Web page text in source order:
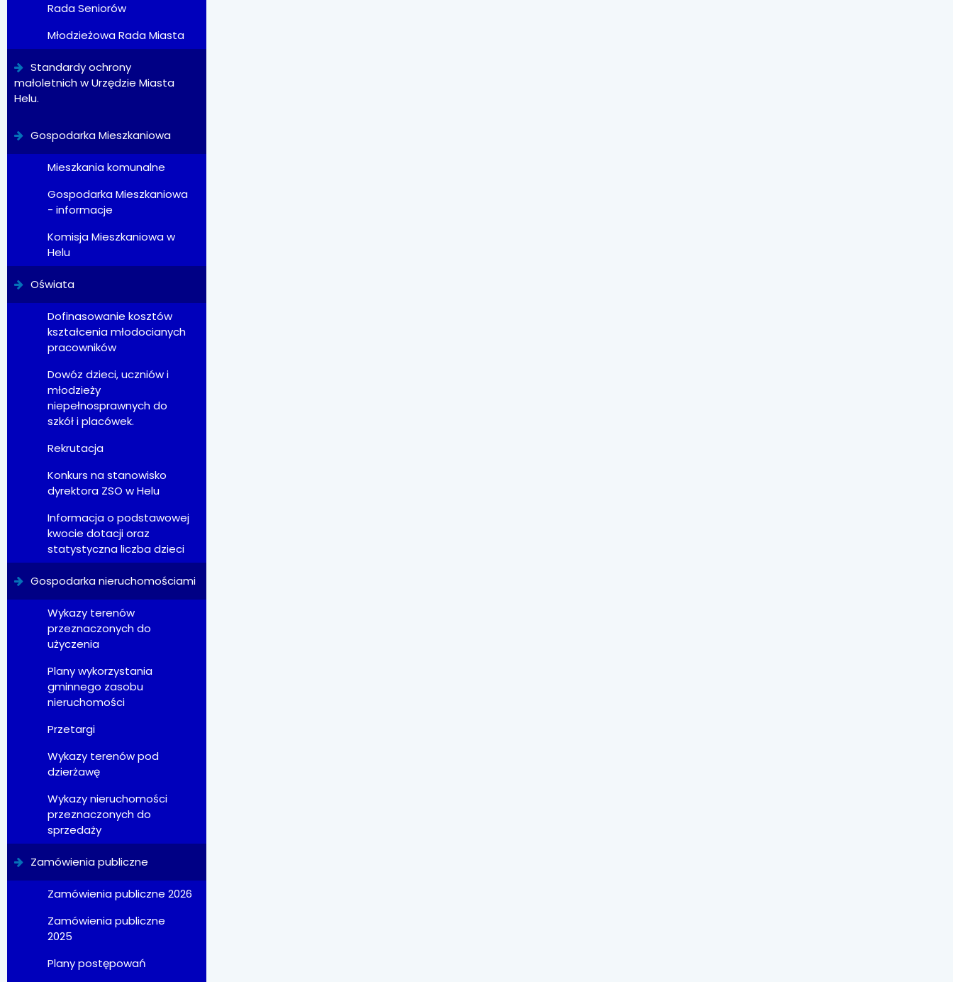
Rada Seniorów
Młodzieżowa Rada Miasta
Standardy ochrony
małoletnich w Urzędzie Miasta
Helu.
Gospodarka Mieszkaniowa
Mieszkania komunalne
Gospodarka Mieszkaniowa
- informacje
Komisja Mieszkaniowa w
Helu
Oświata
Dofinasowanie kosztów
kształcenia młodocianych
pracowników
Dowóz dzieci, uczniów i
młodzieży
niepełnosprawnych do
szkół i placówek.
Rekrutacja
Konkurs na stanowisko
dyrektora ZSO w Helu
Informacja o podstawowej
kwocie dotacji oraz
statystyczna liczba dzieci
Gospodarka nieruchomościami
Wykazy terenów
przeznaczonych do
użyczenia
Plany wykorzystania
gminnego zasobu
nieruchomości
Przetargi
Wykazy terenów pod
dzierżawę
Wykazy nieruchomości
przeznaczonych do
sprzedaży
Zamówienia publiczne
Zamówienia publiczne 2026
Zamówienia publiczne
2025
Plany postępowań